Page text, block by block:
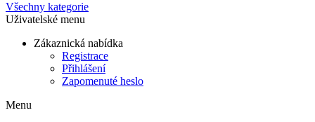
Všechny kategorie
Uživatelské menu
Zákaznická nabídka
Registrace
Přihlášení
Zapomenuté heslo
Menu